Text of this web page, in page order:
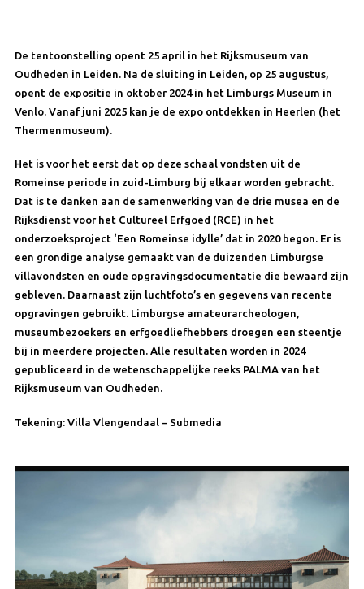
De tentoonstelling opent 25 april in het Rijksmuseum van
Oudheden in Leiden. Na de sluiting in Leiden, op 25 augustus,
opent de expositie in oktober 2024 in het Limburgs Museum in
Venlo. Vanaf juni 2025 kan je de expo ontdekken in Heerlen (het
Thermenmuseum).
Het is voor het eerst dat op deze schaal vondsten uit de
Romeinse periode in zuid-Limburg bij elkaar worden gebracht.
Dat is te danken aan de samenwerking van de drie musea en de
Rijksdienst voor het Cultureel Erfgoed (RCE) in het
onderzoeksproject ‘Een Romeinse idylle’ dat in 2020 begon. Er is
een grondige analyse gemaakt van de duizenden Limburgse
villavondsten en oude opgravingsdocumentatie die bewaard zijn
gebleven. Daarnaast zijn luchtfoto’s en gegevens van recente
opgravingen gebruikt. Limburgse amateurarcheologen,
museumbezoekers en erfgoedliefhebbers droegen een steentje
bij in meerdere projecten. Alle resultaten worden in 2024
gepubliceerd in de wetenschappelijke reeks PALMA van het
Rijksmuseum van Oudheden.
Tekening: Villa Vlengendaal – Submedia